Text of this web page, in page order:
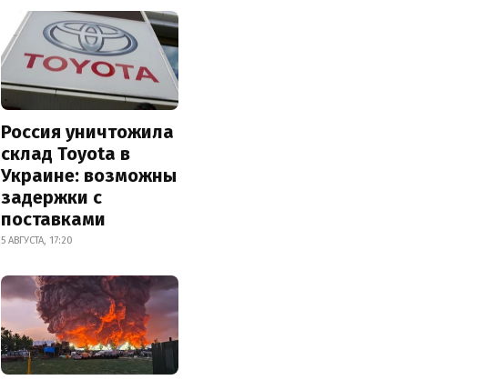
Россия уничтожила
склад Toyota в
Украине: возможны
задержки с
поставками
5 АВГУСТА, 17:20